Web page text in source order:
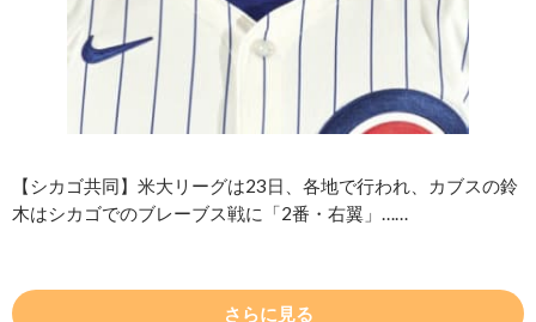
【シカゴ共同】米大リーグは23日、各地で行われ、カブスの鈴
木はシカゴでのブレーブス戦に「2番・右翼」……
さらに見る